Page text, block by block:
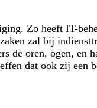
Zo heeft IT-
zal bij
oren, ogen, en
dat ook zij een